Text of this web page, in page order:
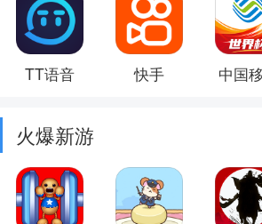
TT语音 快手 中国
火爆新游